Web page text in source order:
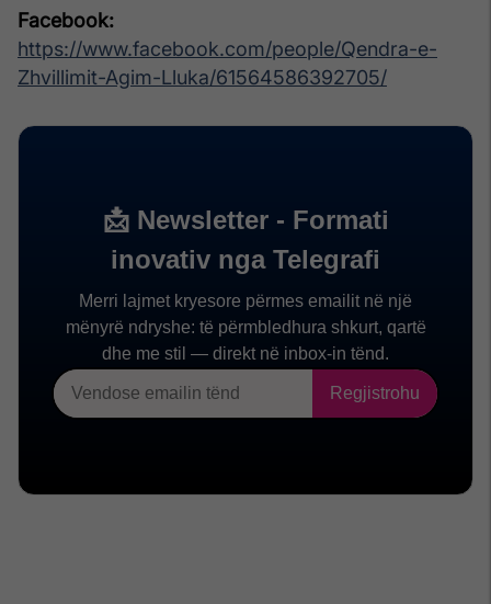
Facebook:
https://www.facebook.com/people/Qendra-e-
Zhvillimit-Agim-Lluka/61564586392705/